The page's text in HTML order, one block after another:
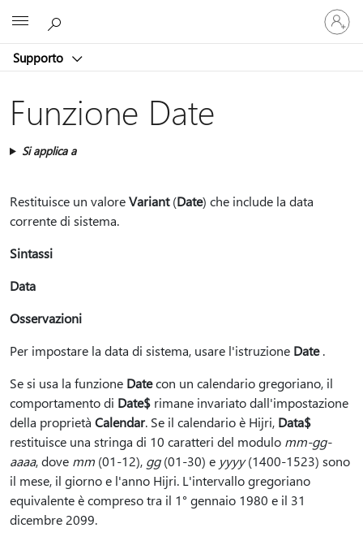
Supporto
Accedi
con
il
account
Funzione Date
Si applica a
Restituisce un valoreVariant(Date) che include la data
corrente di sistema.
Sintassi
Data
Osservazioni
Per impostare la data di sistema, usare l'istruzione Date.
Se si usa la funzione Datecon un calendario gregoriano, il
comportamento di Date$ rimane invariato dall'impostazione
della proprietà Calendar. Se il calendario è Hijri, Data$
restituisce una stringa di 10 caratteri del modulo mm-gg-
aaaa, dove mm (01-12), gg(01-30) e yyyy(1400-1523) sono
il mese, il giorno e l'anno Hijri. L'intervallo gregoriano
equivalente è compreso tra il 1° gennaio 1980 e il 31
dicembre 2099.